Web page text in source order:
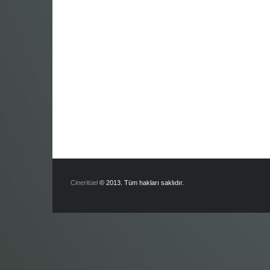
Cineritüel © 2013. Tüm hakları saklıdır.